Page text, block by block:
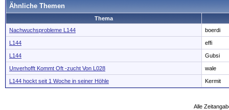
Ähnliche Themen
Thema
Nachwuchsprobleme L144
boerdi
L144 effi
L144 Gubsi
Unverhofft Kommt Oft -zucht Von L028 wale
L144 hockt seit 1 Woche in seiner Höhle Kermit
Alle